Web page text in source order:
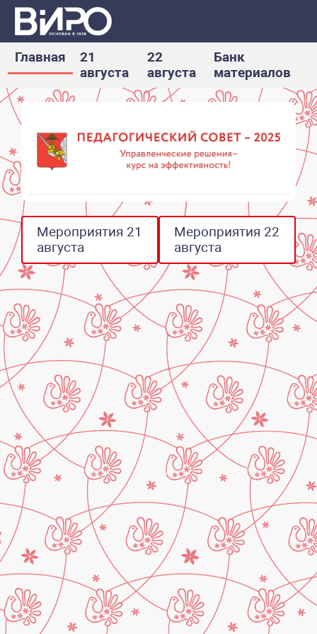
Главная
21
августа
22
августа
Банк
материалов
Мероприятия 21
августа
Мероприятия 22
августа